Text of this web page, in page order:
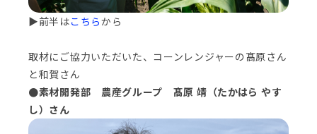
▶前半はこちらから
取材にご協力いただいた、コーンレンジャーの髙原さん
と和賀さん
●素材開発部 農産グループ 髙原 靖（たかはら やす
し）さん